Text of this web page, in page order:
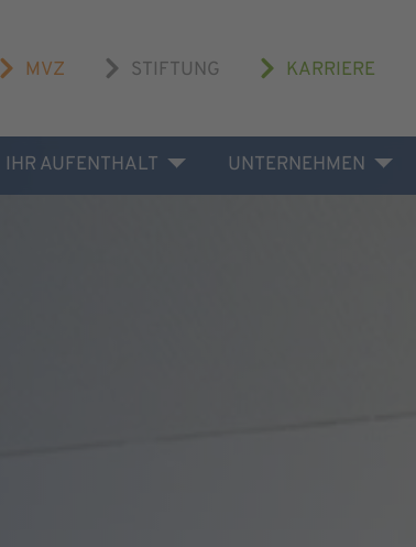
MVZ STIFTUNG KARRIERE
IHR AUFENTHALT UNTERNEHMEN